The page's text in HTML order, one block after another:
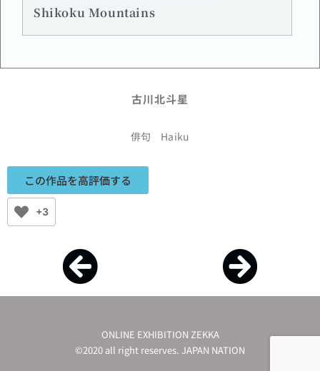
Shikoku Mountains
古川北斗星
俳句 Haiku
この作品を高評価する
+3
ONLINE EXHIBITION ZEKKA
©2020 all right reserves. JAPAN NATION